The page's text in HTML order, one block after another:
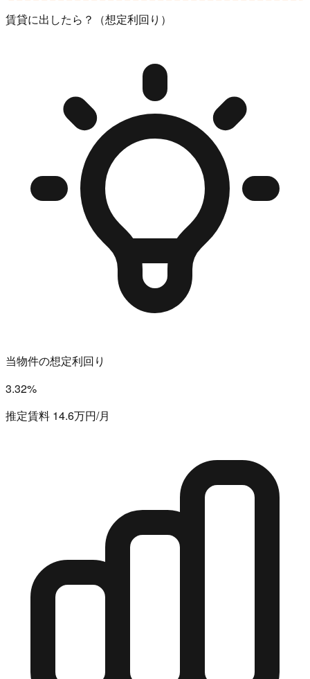
賃貸に出したら？（想定利回り）
当物件の想定利回り
3.32%
推定賃料 14.6万円/月